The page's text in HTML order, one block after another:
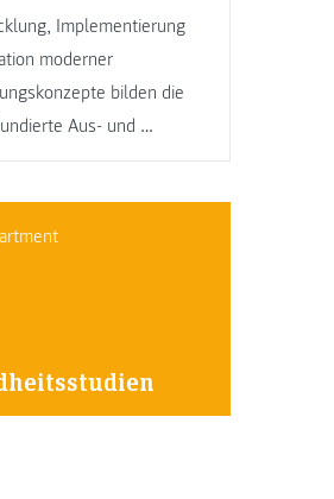
Implementierung
moderner
bilden die
Aus- und …
FH JOANNEUM page